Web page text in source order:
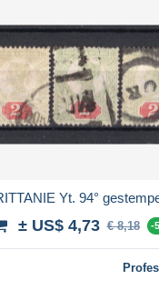
Yt. 94°
± US$ 4,73 € 8,18 -